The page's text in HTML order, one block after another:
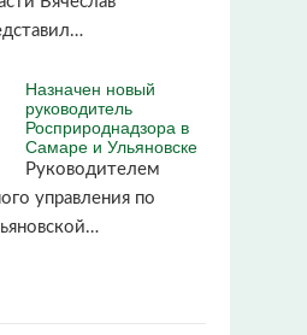
Назначен новый
руководитель
Росприроднадзора в
Самаре и Ульяновске
Руководителем
управления по